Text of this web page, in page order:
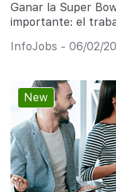
Ganar la Super
importante: el
InfoJobs - 06/02/
New